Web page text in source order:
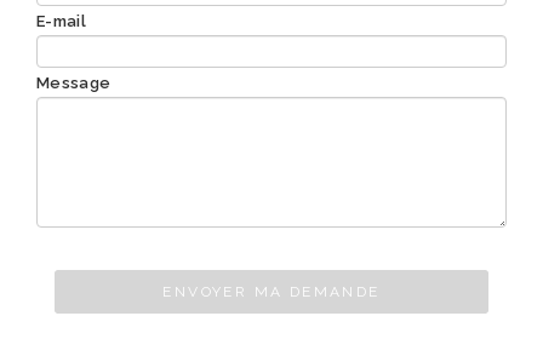
E-mail
Message
ENVOYER MA DEMANDE